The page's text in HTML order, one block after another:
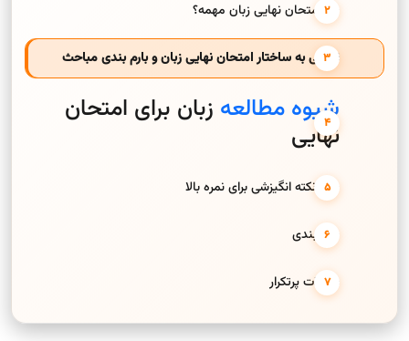
چرا امتحان نهایی زبان مهمه؟
نگاهی به ساختار امتحان نهایی زبان و بارم بندی مباحث
شیوه مطالعه زبان برای امتحان
نهایی
چند نکته انگیزشی برای نمره بالا
جمع‌بندی
سوالات پرتکرار